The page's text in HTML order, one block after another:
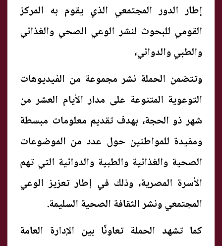
إطار الدور المجتمعي الذي يقوم به المركز
القومي للبحوث لنشر الوعي الصحي والغذائي
والطبي والدوائي،
وتتضمن الحملة نشر مجموعة من الفيديوهات
التوعوية المتنوعة على مدار الأيام العشر من
شهر ذو الحجة، بهدف تقديم معلومات مبسطة
ومفيدة للمواطنين حول عدد من الموضوعات
الصحية والغذائية والطبية والدوائية التي تهم
الأسرة المصرية، وذلك في إطار تعزيز الوعي
المجتمعي ونشر الثقافة الصحية السليمة.
كما تشهد الحملة تعاونًا بين الإدارة العامة